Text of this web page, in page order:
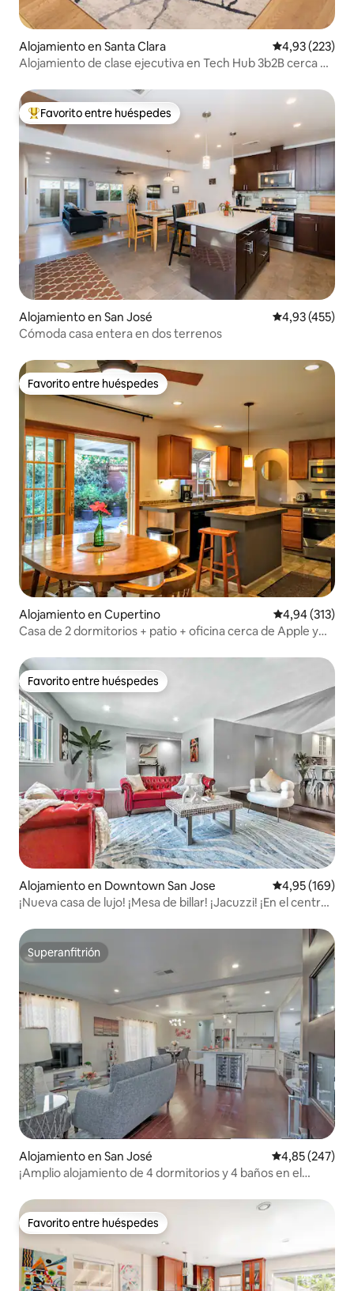
Alojamiento en Santa Clara Calificación
4,93 (223)
Alojamiento de clase ejecutiva en Tech Hub 3b2B cerca de
Favorito entre los huéspedes más destacados
Favorito entre huéspedes
Alojamiento en San José Calificación
4,93 (455)
Cómoda casa entera en dos terrenos
Favorito entre huéspedes
Favorito entre huéspedes
Alojamiento en Cupertino Calificación
4,94 (313)
Casa de 2 dormitorios + patio + oficina cerca de Apple y
Favorito entre huéspedes
Favorito entre huéspedes
Alojamiento en Downtown San Jose Calificación
4,95 (169)
¡Nueva casa de lujo! ¡Mesa de billar! ¡Jacuzzi! ¡En el centro
Superanfitrión
Superanfitrión
Alojamiento en San José Calificación
4,85 (247)
¡Amplio alojamiento de 4 dormitorios y 4 baños en el
Favorito entre huéspedes
Favorito entre huéspedes